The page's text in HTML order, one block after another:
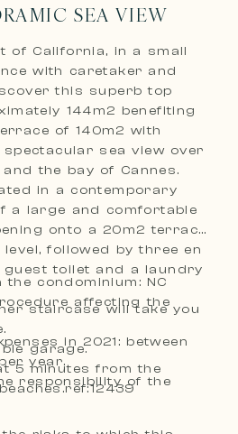
SEA VIEW
of California, in a small
with caretaker and
this superb top
144m2 benefiting
of 140m2 with
sea view over
the bay of Cannes.
in a contemporary
a large and comfortable
onto a 20m2 terrace
followed by three en
guest toilet and a laundry
staircase will take you
garage.
5 minutes from the
condominium: NC
affecting the
in 2021: between
year.
responsibility of the